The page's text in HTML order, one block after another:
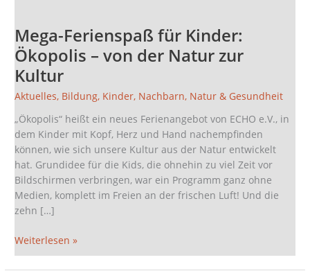
Mega-Ferienspaß für Kinder:
Ökopolis – von der Natur zur
Kultur
Aktuelles, Bildung, Kinder, Nachbarn, Natur & Gesundheit
„Ökopolis“ heißt ein neues Ferienangebot von ECHO e.V., in
dem Kinder mit Kopf, Herz und Hand nachempfinden
können, wie sich unsere Kultur aus der Natur entwickelt
hat. Grundidee für die Kids, die ohnehin zu viel Zeit vor
Bildschirmen verbringen, war ein Programm ganz ohne
Medien, komplett im Freien an der frischen Luft! Und die
zehn […]
für
Kinder:
Ökopolis
–
von
Natur
zur
Kultur
Weiterlesen »